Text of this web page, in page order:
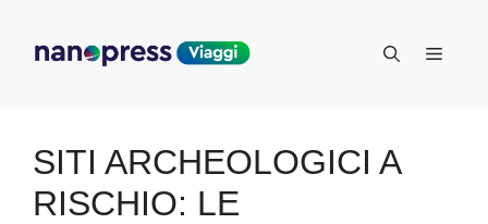
contenuto
Menu
SITI ARCHEOLOGICI A
RISCHIO: LE